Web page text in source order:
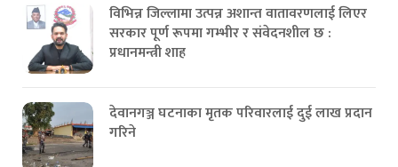
विभिन्न जिल्लामा उत्पन्न अशान्त वातावरणलाई लिएर
सरकार पूर्ण रूपमा गम्भीर र संवेदनशील छ :
प्रधानमन्त्री शाह
देवानगञ्ज घटनाका मृतक परिवारलाई दुई लाख प्रदान
गरिने